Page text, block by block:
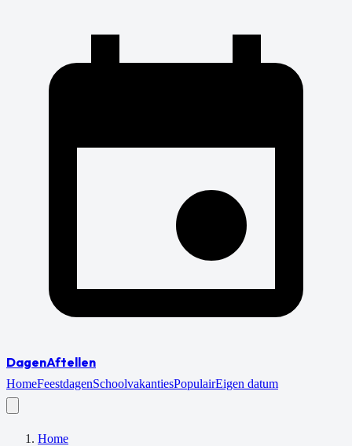
DagenAftellen
HomeFeestdagenSchoolvakantiesPopulairEigen datum
Home